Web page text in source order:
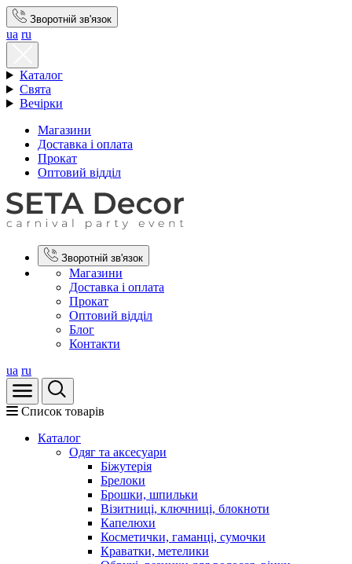
Зворотній зв'язок
ua ru
Каталог
Свята
Вечірки
Магазини
Доставка і оплата
Прокат
Оптовий відділ
Зворотній зв'язок
Магазини
Доставка і оплата
Прокат
Оптовий відділ
Блог
Контакти
ua ru
Список товарів
Каталог
Oдяг та аксесуари
Біжутерія
Брелоки
Брошки, шпильки
Візитниці, ключниці, блокноти
Капелюхи
Косметички, гаманці, сумочки
Краватки, метелики